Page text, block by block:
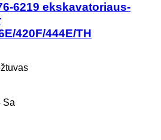
6219 ekskavatoriaus-
420F/444E/TH
Sa